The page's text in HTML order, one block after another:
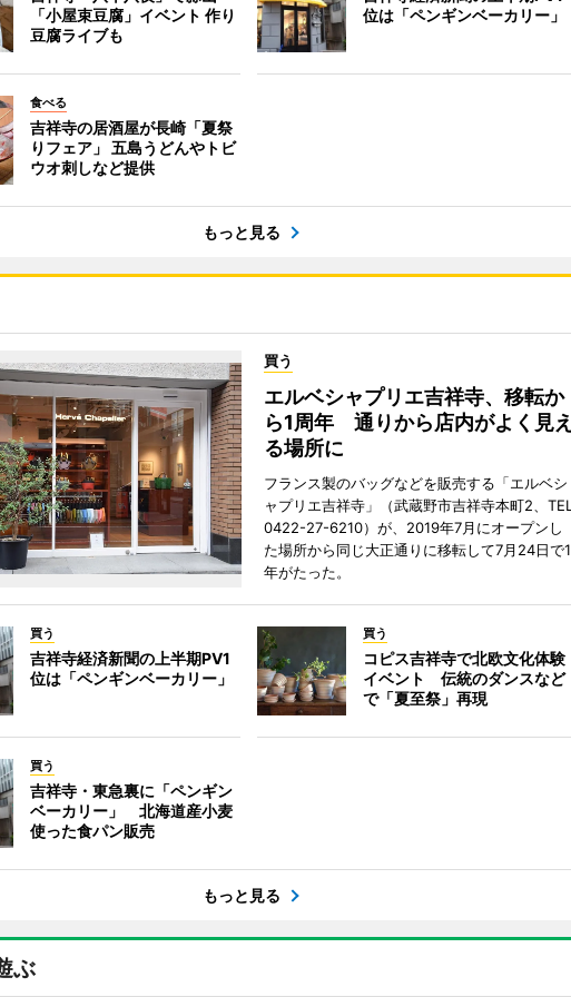
「小屋束豆腐」イベント 作り
豆腐ライブも
位は「ペンギンベーカリー」
食べる
吉祥寺の居酒屋が長崎「夏祭
りフェア」 五島うどんやトビ
ウオ刺しなど提供
もっと見る
買う
エルベシャプリエ吉祥寺、移転か
ら1周年 通りから店内がよく見え
る場所に
フランス製のバッグなどを販売する「エルベシ
ャプリエ吉祥寺」（武蔵野市吉祥寺本町2、TEL
0422-27-6210）が、2019年7月にオープンし
た場所から同じ大正通りに移転して7月24日で1
年がたった。
買う
吉祥寺経済新聞の上半期PV1
位は「ペンギンベーカリー」
買う
コピス吉祥寺で北欧文化体験
イベント 伝統のダンスなど
で「夏至祭」再現
買う
吉祥寺・東急裏に「ペンギン
ベーカリー」 北海道産小麦
使った食パン販売
もっと見る
ぶ